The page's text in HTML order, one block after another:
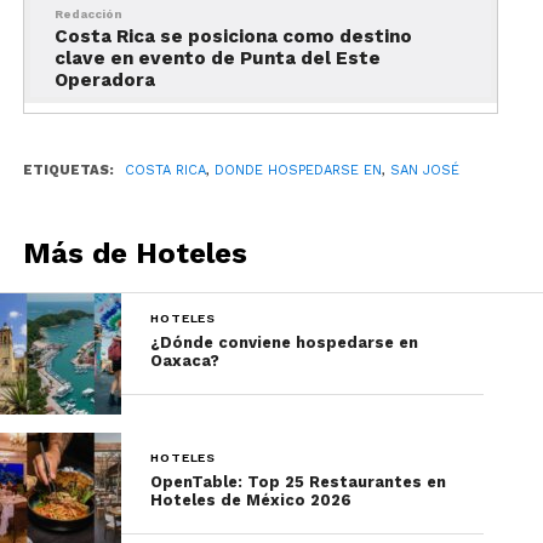
Gran Hotel Costa Rica,
Curio Collection by Hilton
Redacción
Costa Rica se posiciona como destino
clave en evento de Punta del Este
Operadora
ETIQUETAS: COSTA RICA, DONDE HOSPEDARSE EN, SAN JOSÉ
Más de Hoteles
HOTELES
¿Dónde conviene hospedarse en
Oaxaca?
HOTELES
OpenTable: Top 25 Restaurantes en
Hoteles de México 2026